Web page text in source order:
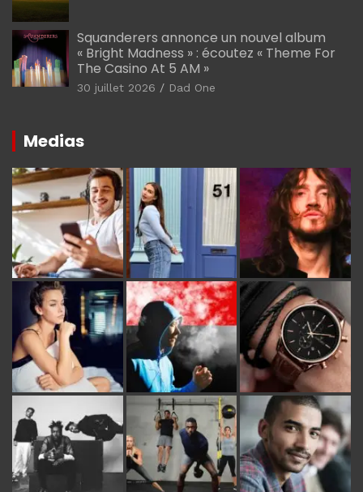
Squanderers annonce un nouvel album
« Bright Madness » : écoutez « Theme For
The Casino At 5 AM »
30 juillet 2026 Dad One
Medias